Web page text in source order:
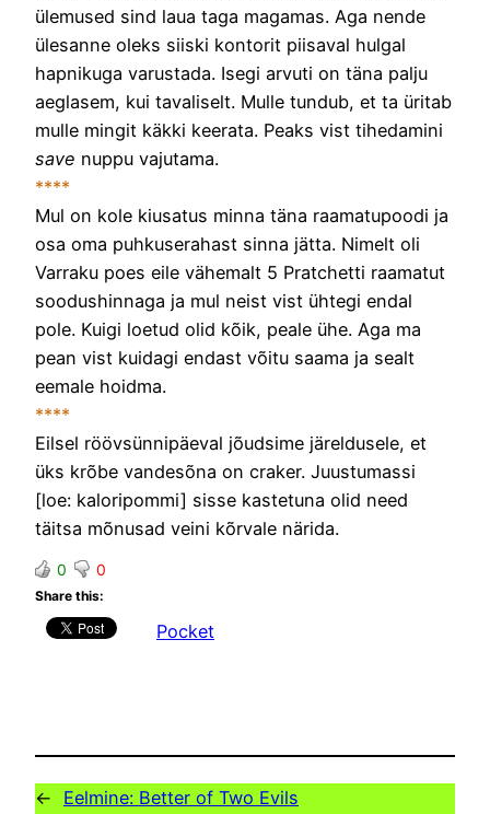
ülemused sind laua taga magamas. Aga nende
ülesanne oleks siiski kontorit piisaval hulgal
hapnikuga varustada. Isegi arvuti on täna palju
aeglasem, kui tavaliselt. Mulle tundub, et ta üritab
mulle mingit käkki keerata. Peaks vist tihedamini
save nuppu vajutama.
****
Mul on kole kiusatus minna täna raamatupoodi ja
osa oma puhkuserahast sinna jätta. Nimelt oli
Varraku poes eile vähemalt 5 Pratchetti raamatut
soodushinnaga ja mul neist vist ühtegi endal
pole. Kuigi loetud olid kõik, peale ühe. Aga ma
pean vist kuidagi endast võitu saama ja sealt
eemale hoidma.
****
Eilsel röövsünnipäeval jõudsime järeldusele, et
üks krõbe vandesõna on craker. Juustumassi
[loe: kaloripommi] sisse kastetuna olid need
täitsa mõnusad veini kõrvale närida.
0 0
Share this:
Pocket
← Eelmine: Better of Two Evils